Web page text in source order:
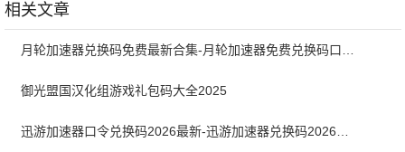
相关文章
御光盟国汉化组游戏礼包码大全2025